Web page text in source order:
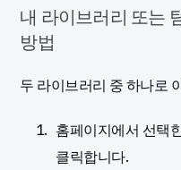
내 라이브러리 또는
방법
두 라이브러리 중 하나로
홈페이지에서 선택
클릭합니다.